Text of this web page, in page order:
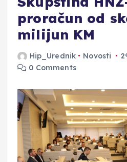
proračun od
milijun KM
Hip_Urednik Novosti
0 Comments